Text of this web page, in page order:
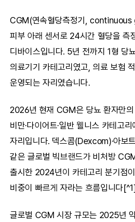
CGM(연속혈당측정기,
피부 아래 센서로 24시간 혈당을 측
디바이스입니다. 5년 전까지 1형 당
의료기기 카테고리였고, 의료 보험
운영되는 자리였습니다.
2026년 현재 CGM은 당뇨 환자만
비만·다이어트·일반 웰니스 카테고
자리입니다. 덱스콤(Dexcom)·아보
같은 글로벌 빅브랜드가 비처방
출시한 2024년이 카테고리 분기점
비중이 빠르게 자라는 흐름입니다
글로벌 CGM 시장 규모는 2025년